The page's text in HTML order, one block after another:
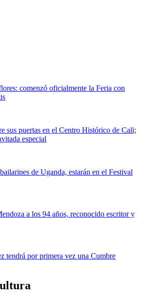
comenzó oficialmente la Feria con
sus puertas en el Centro Histórico de Cali;
especial
de Uganda, estarán en el Festival
a los 94 años, reconocido escritor y
tendrá por primera vez una Cumbre